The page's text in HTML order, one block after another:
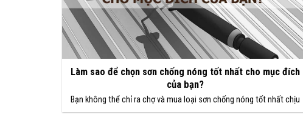
Làm sao để chọn sơn chống nóng tốt nhất cho mục đích
của bạn?
Bạn không thể chỉ ra chợ và mua loại sơn chống nóng tốt nhất chịu